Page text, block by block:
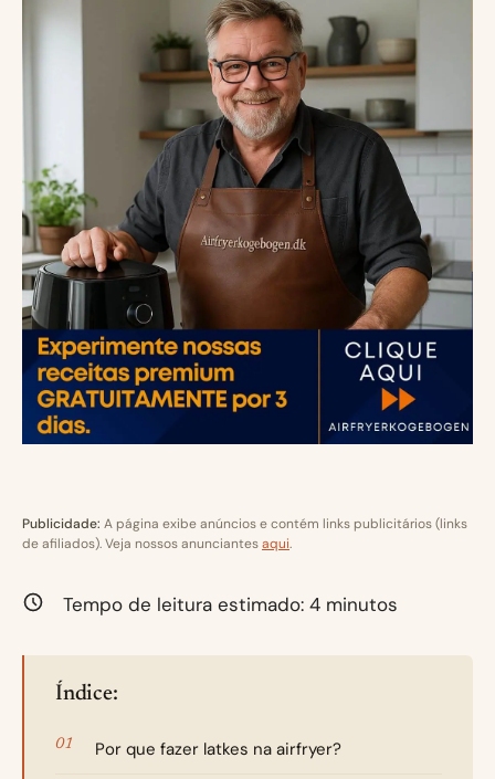
Publicidade: A página exibe anúncios e contém links publicitários (links
de afiliados). Veja nossos anunciantesaqui.
Tempo de leitura estimado: 4 minutos
Índice:
Por que fazer latkes na airfryer?